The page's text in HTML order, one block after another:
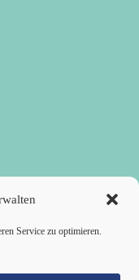
Service zu optimieren.